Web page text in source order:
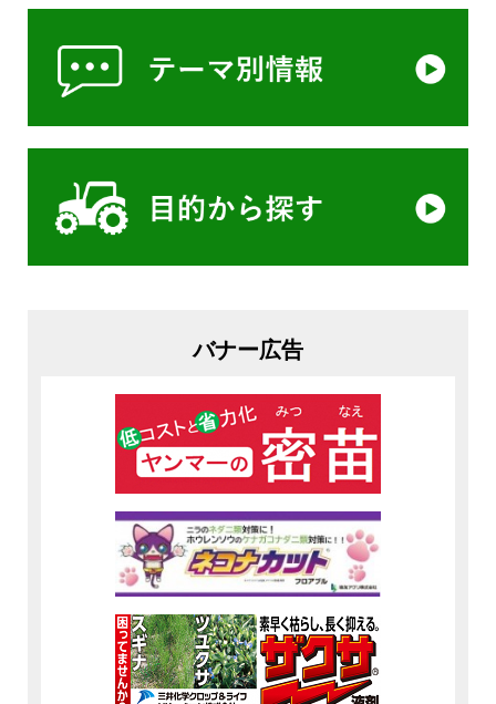
バナー広告